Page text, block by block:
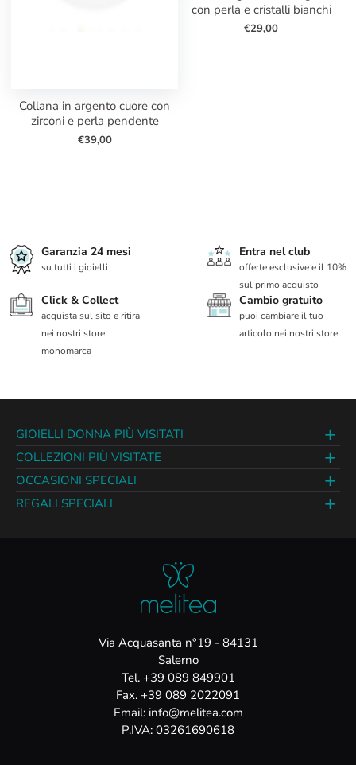
collana in argento cuore con
zirconi e perla pendente
€39,00
con perla e cristalli bianchi
€29,00
Garanzia 24 mesi
su tutti i gioielli
Entra nel club
offerte esclusive e il 10%
sul primo acquisto
Click & Collect
acquista sul sito e ritira
nei nostri store
monomarca
Cambio gratuito
puoi cambiare il tuo
articolo nei nostri store
GIOIELLI DONNA PIÙ VISITATI
COLLEZIONI PIÙ VISITATE
OCCASIONI SPECIALI
REGALI SPECIALI
Via Acquasanta n°19 - 84131
Salerno
Tel. +39 089 849901
Fax. +39 089 2022091
Email: info@melitea.com
P.IVA: 03261690618